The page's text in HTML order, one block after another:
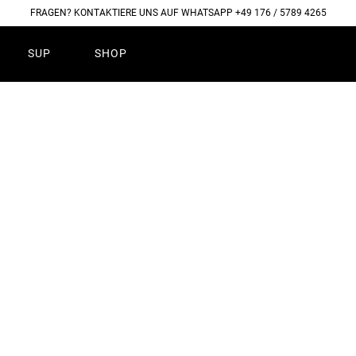
FRAGEN? KONTAKTIERE UNS AUF WHATSAPP +49 176 / 5789 4265
SUP SHOP